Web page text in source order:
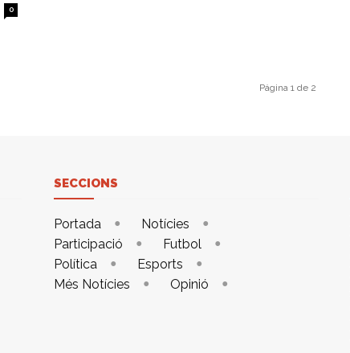
0
Página 1 de 2
SECCIONS
Portada
Notícies
Participació
Futbol
Política
Esports
Més Notícies
Opinió